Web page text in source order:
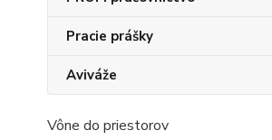
Pracie prášky
Aviváže
Vône do priestorov